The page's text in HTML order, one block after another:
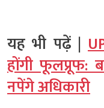
यह भी पढ़ें |
होंगी फूलप्रूफ:
नपेंगे अधिकारी